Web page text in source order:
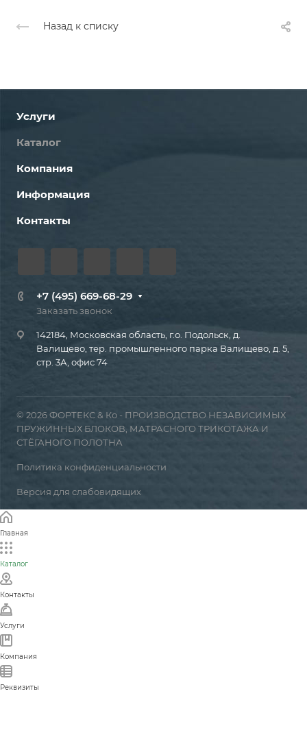
Назад к списку
Услуги
Каталог
Компания
Информация
Контакты
+7 (495) 669-68-29
Заказать звонок
142184, Московская область, г.о. Подольск, д.
Валищево, тер. промышленного парка Валищево, д. 5,
стр. 3А, офис 74
© 2026 ФОРТЕКС & Ко - ПРОИЗВОДСТВО НЕЗАВИСИМЫХ
ПРУЖИННЫХ БЛОКОВ, МАТРАСНОГО ТРИКОТАЖА И
СТЁГАНОГО ПОЛОТНА
Политика конфиденциальности
Версия для слабовидящих
Главная
Каталог
Контакты
Услуги
Компания
Реквизиты